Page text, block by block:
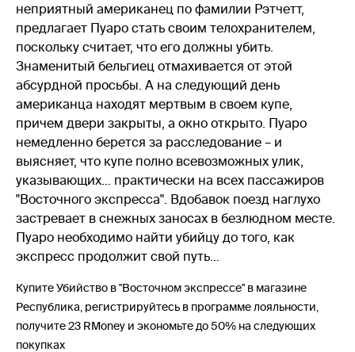
неприятный американец по фамилии Рэтчетт,
предлагает Пуаро стать своим телохранителем,
поскольку считает, что его должны убить.
Знаменитый бельгиец отмахивается от этой
абсурдной просьбы. А на следующий день
американца находят мертвым в своем купе,
причем двери закрыты, а окно открыто. Пуаро
немедленно берется за расследование – и
выясняет, что купе полно всевозможных улик,
указывающих… практически на всех пассажиров
"Восточного экспресса". Вдобавок поезд наглухо
застревает в снежных заносах в безлюдном месте.
Пуаро необходимо найти убийцу до того, как
экспресс продолжит свой путь…
Купите Убийство в "Восточном экспрессе" в магазине
Республика, регистрируйтесь в программе лояльности,
получите 23 RMoney и экономьте до 50% на следующих
покупках